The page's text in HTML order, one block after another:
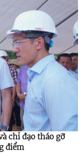
chỉ đạo tháo gỡ
điểm